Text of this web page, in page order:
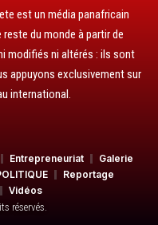
est un média panafricain
du monde à partir de
modifiés ni altérés : ils sont
appuyons exclusivement sur
international.
Entrepreneuriat
Galerie
Reportage
Vidéos
réservés.